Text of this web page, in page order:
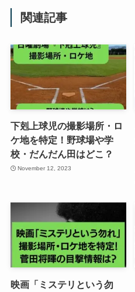
関連記事
下剋上球児の撮影場所・ロ
ケ地を特定！野球場や学
校・だんだん田はどこ？
November 12, 2023
映画「ミステリという勿